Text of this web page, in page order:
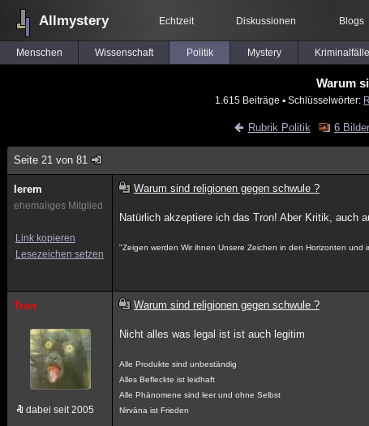
Allmystery Echtzeit Diskussionen Blogs
Menschen Wissenschaft Politik Mystery Kriminalfälle
Warum
1.615 Beiträge ▪ Schlüsselwörter:
Rubrik Politik 6 Bilder
Seite 21 von 81
lerem
ehemaliges Mitglied
Link kopieren
Lesezeichen setzen
Warum sind religionen gegen schwule ?
Natürlich akzeptiere ich das Tron! Aber Kritik, auch
"Zeigen werden Wir ihnen Unsere Zeichen in den Horizonten und
Tron
dabei seit 2005
Warum sind religionen gegen schwule ?
Nicht alles was legal ist ist auch legitim
Alle Produkte sind unbeständig
Alles Befleckte ist leidhaft
Alle Phänomene sind leer und ohne Selbst
Nirvāna ist Frieden